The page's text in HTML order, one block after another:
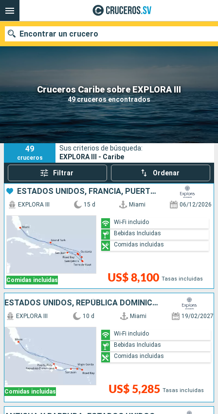
Cruceros Caribe sobre EXPLORA III
49 cruceros encontrados
Encontrar un crucero
Nuestros destinos
Fecha de salida
Puertos Compañías
Buscar
49
cruceros
Sus criterios de búsqueda:
EXPLORA III - Caribe
Filtrar Ordenar
ESTADOS UNIDOS, FRANCIA, PUERTO RICO, , ANTIGUA Y BARBUDA
Comidas incluidas
EXPLORA III 15 d Miami 06/12/2026
US$ 8,100 Tasas incluidas
Wi-Fi incluido
Bebidas Incluidas
Comidas incluidas
ESTADOS UNIDOS, REPÚBLICA DOMINICANA, PUERTO RICO,
Comidas incluidas
EXPLORA III 10 d Miami 19/02/2027
US$ 5,285 Tasas incluidas
Wi-Fi incluido
Bebidas Incluidas
Comidas incluidas